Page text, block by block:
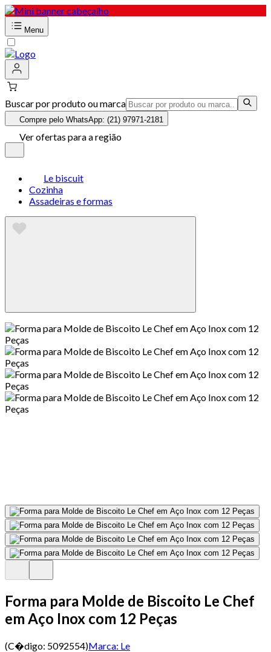
Menu
Buscar por produto ou marca
Compre pelo WhatsApp: (21) 97971-2181
Ver ofertas para a região
Le biscuit
Cozinha
Assadeiras e formas
Forma para Molde de Biscoito Le Chef
em Aço Inox com 12 Peças
(C�digo: 5092554)Marca: Le